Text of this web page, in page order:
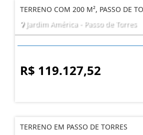
TERRENO COM 200 M², PASSO DE
Jardim América - Passo de Torres
R$ 119.127,52
TERRENO EM PASSO DE TORRES